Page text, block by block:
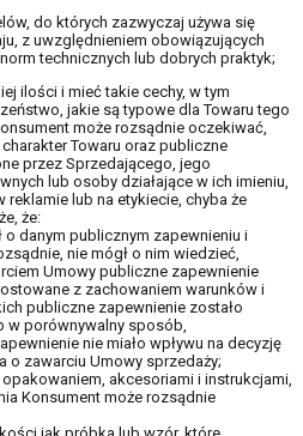
do których zazwyczaj używa się
z uwzględnieniem obowiązujących
technicznych lub dobrych praktyk;
ilości i mieć takie cechy, w tym
jakie są typowe dla Towaru tego
może rozsądnie oczekiwać,
Towaru oraz publiczne
przez Sprzedającego, jego
lub osoby działające w ich imieniu,
lub na etykiecie, chyba że
że:
o danym publicznym zapewnieniu i
nie mógł o nim wiedzieć,
Umowy publiczne zapewnienie
z zachowaniem warunków i
publiczne zapewnienie zostało
w porównywalny sposób,
nie miało wpływu na decyzję
o zawarciu Umowy sprzedaży;
akcesoriami i instrukcjami,
Konsument może rozsądnie